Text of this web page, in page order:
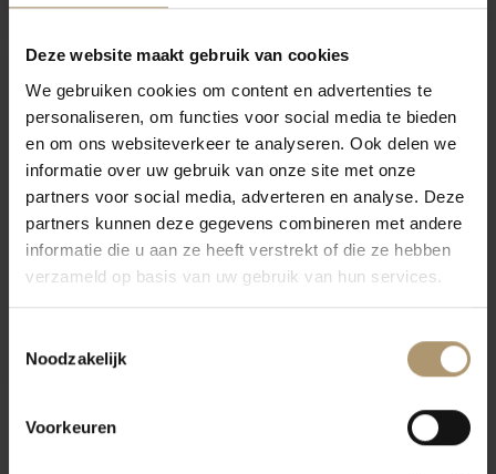
Deze website maakt gebruik van cookies
We gebruiken cookies om content en advertenties te
personaliseren, om functies voor social media te bieden
en om ons websiteverkeer te analyseren. Ook delen we
informatie over uw gebruik van onze site met onze
partners voor social media, adverteren en analyse. Deze
partners kunnen deze gegevens combineren met andere
informatie die u aan ze heeft verstrekt of die ze hebben
verzameld op basis van uw gebruik van hun services.
Noodzakelijk
Voorkeuren
€13,95 €13,50
€13,50